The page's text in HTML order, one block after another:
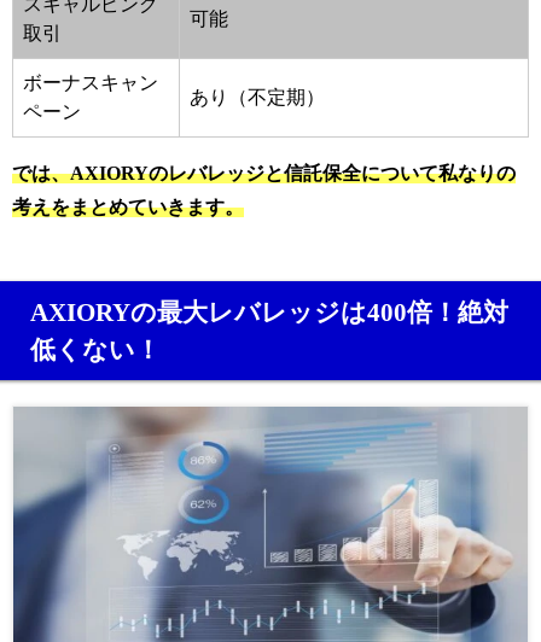
スキャルピング
取引
可能
ボーナスキャン
ペーン
あり（不定期）
では、AXIORYのレバレッジと信託保全について私なりの
考えをまとめていきます。
AXIORYの最大レバレッジは400倍！絶対
低くない！